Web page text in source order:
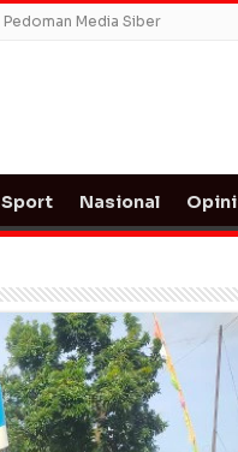
Pedoman Media Siber
Sport Nasional Opini